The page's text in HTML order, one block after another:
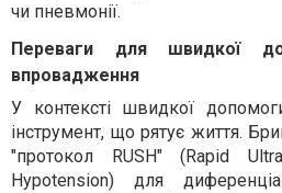
чи пневмонії.
Переваги для швидкої
впровадження
У контексті швидкої
інструмент, що рятує життя.
"протокол RUSH" (Rapid
Hypotension) для